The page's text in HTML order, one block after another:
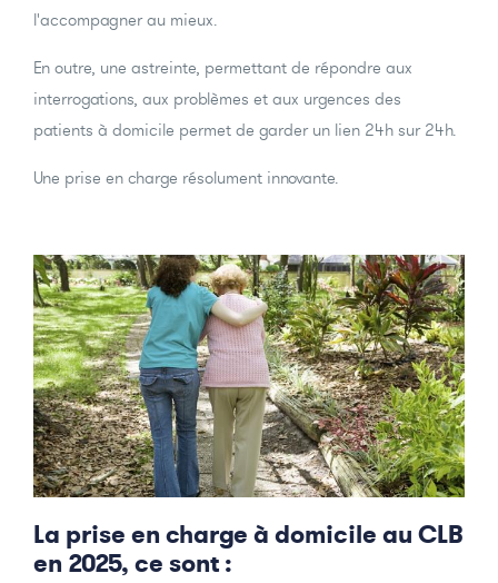
l'accompagner au mieux.
En outre, une astreinte, permettant de répondre aux
interrogations, aux problèmes et aux urgences des
patients à domicile permet de garder un lien 24h sur 24h.
Une prise en charge résolument innovante.
La prise en charge à domicile au CLB
en 2025, ce sont :